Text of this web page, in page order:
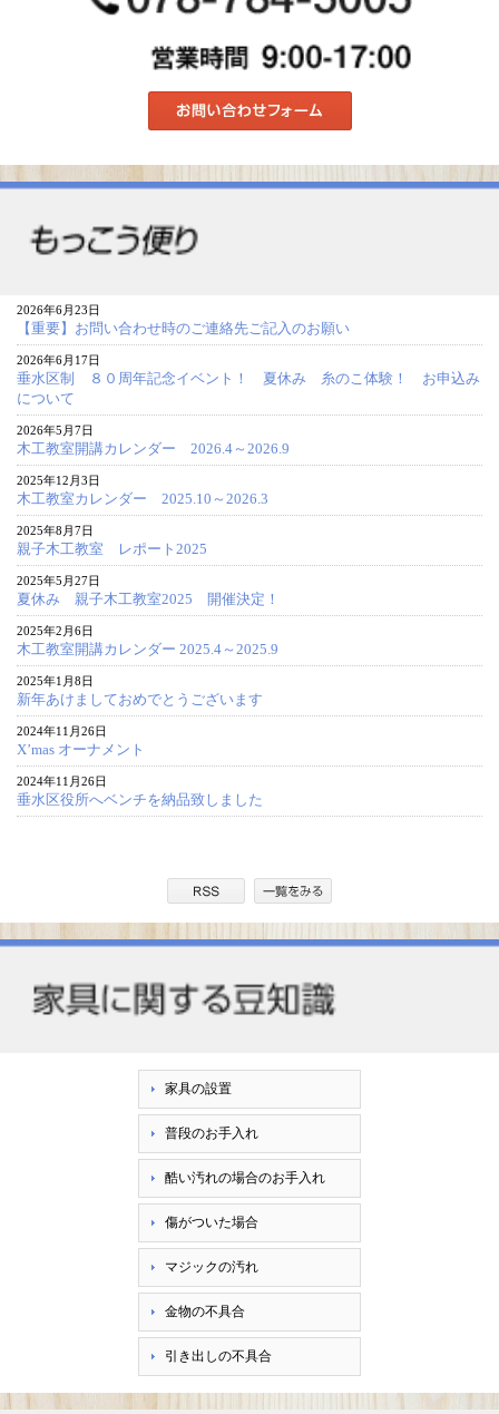
2026年6月23日
【重要】お問い合わせ時のご連絡先ご記入のお願い
2026年6月17日
垂水区制 ８０周年記念イベント！ 夏休み 糸のこ体験！ お申込み
について
2026年5月7日
木工教室開講カレンダー 2026.4～2026.9
2025年12月3日
木工教室カレンダー 2025.10～2026.3
2025年8月7日
親子木工教室 レポート2025
2025年5月27日
夏休み 親子木工教室2025 開催決定！
2025年2月6日
木工教室開講カレンダー 2025.4～2025.9
2025年1月8日
新年あけましておめでとうございます
2024年11月26日
X’mas オーナメント
2024年11月26日
垂水区役所へベンチを納品致しました
家具の設置
普段のお手入れ
酷い汚れの場合のお手入れ
傷がついた場合
マジックの汚れ
金物の不具合
引き出しの不具合